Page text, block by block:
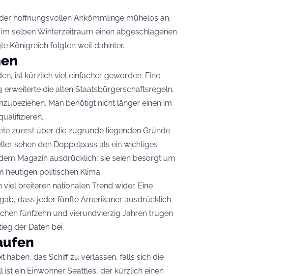
hoffnungsvollen Ankömmlinge mühelos an.
selben Winterzeitraum einen abgeschlagenen
Königreich folgten weit dahinter.
ist kürzlich viel einfacher geworden. Eine
erweiterte die alten Staatsbürgerschaftsregeln,
Man benötigt nicht länger einen im
zuerst über die zugrunde liegenden Gründe
sehen den Doppelpass als ein wichtiges
Magazin ausdrücklich, sie seien besorgt um
heutigen politischen Klima.
breiteren nationalen Trend wider. Eine
dass jeder fünfte Amerikaner ausdrücklich
fünfzehn und vierundvierzig Jahren trugen
der Daten bei.
haben, das Schiff zu verlassen, falls sich die
ein Einwohner Seattles, der kürzlich einen